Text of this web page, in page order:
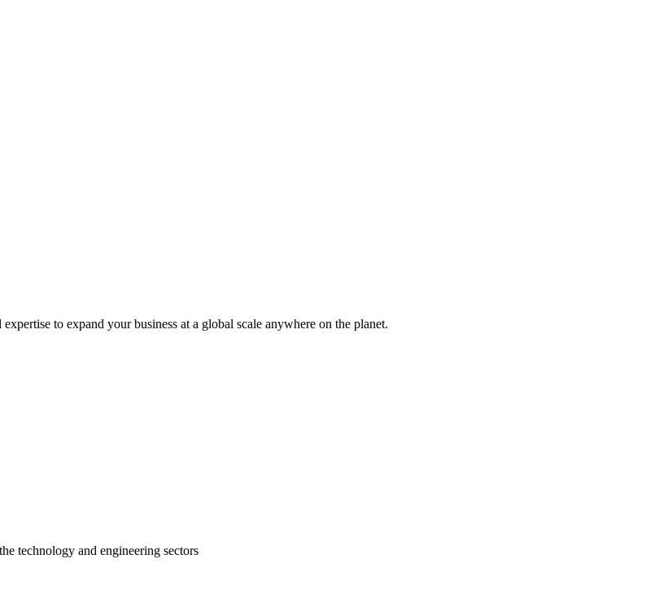
to expand your business at a global scale anywhere on the planet.
technology and engineering sectors